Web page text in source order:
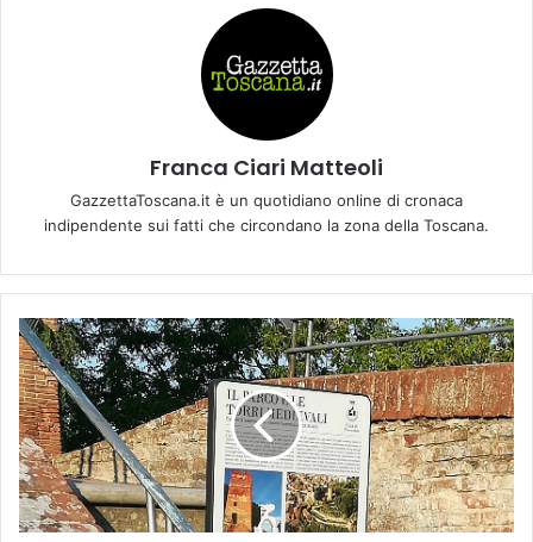
Franca Ciari Matteoli
GazzettaToscana.it è un quotidiano online di cronaca
indipendente sui fatti che circondano la zona della Toscana.
T
u
r
i
s
m
o
,
a